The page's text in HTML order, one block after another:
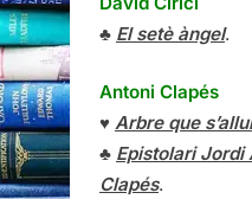
♣ El setè àngel.
Antoni Clapés
♥ Arbre que
♣ Epistolari Jordi
Clapés.